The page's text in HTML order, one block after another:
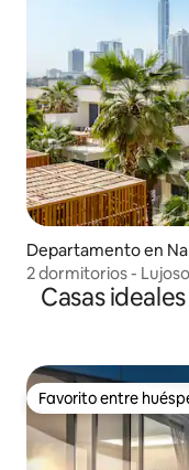
Departamento en
2 dormitorios -
playa/piscina/
Casas
Favorito entre
Favorito entre